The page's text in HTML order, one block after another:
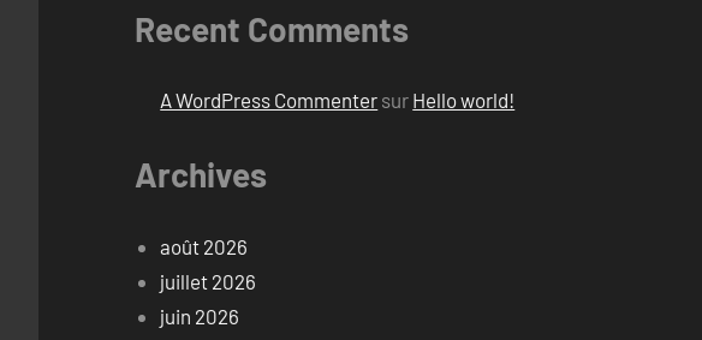
Recent Comments
A WordPress Commenter sur Hello world!
Archives
août 2026
juillet 2026
juin 2026